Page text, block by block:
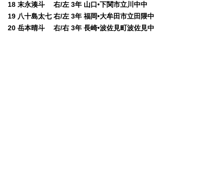
18 末永湊斗 右/左 3年 山口•下関市立川中中
19 八十島太七 右/左 3年 福岡•大牟田市立田隈中
20 岳本晴斗 右/右 3年 長崎•波佐見町波佐見中